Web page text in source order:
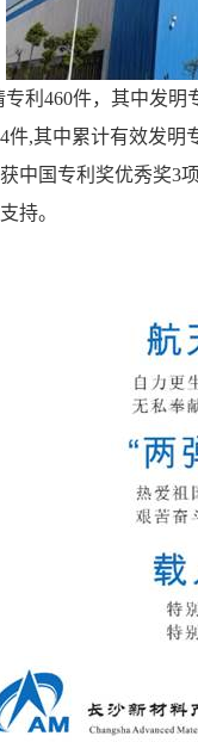
利 460件，其中发明
件,其中累计有效发明
中国专利奖优秀奖3
持。